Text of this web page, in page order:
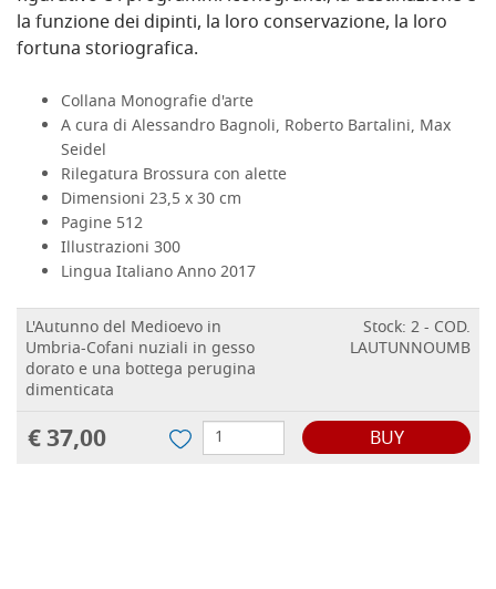
la funzione dei dipinti, la loro conservazione, la loro
fortuna storiografica.
Collana Monografie d'arte
A cura di Alessandro Bagnoli, Roberto Bartalini, Max
Seidel
Rilegatura Brossura con alette
Dimensioni 23,5 x 30 cm
Pagine 512
Illustrazioni 300
Lingua Italiano Anno 2017
L'Autunno del Medioevo in
Umbria-Cofani nuziali in gesso
dorato e una bottega perugina
dimenticata
Stock: 2 - COD.
LAUTUNNOUMB
€ 37,00 BUY